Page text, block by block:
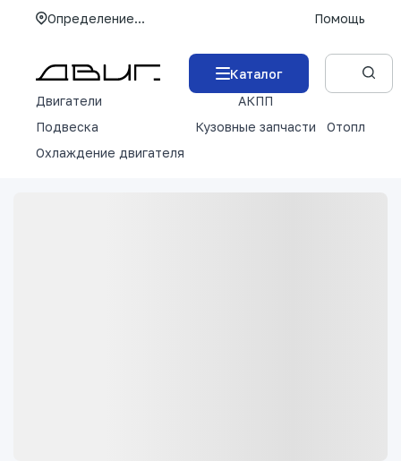
Определение... Помощь
Каталог
Двигатели
АКПП
Подвеска
Кузовные запчасти
Отопление
Охлаждение двигателя